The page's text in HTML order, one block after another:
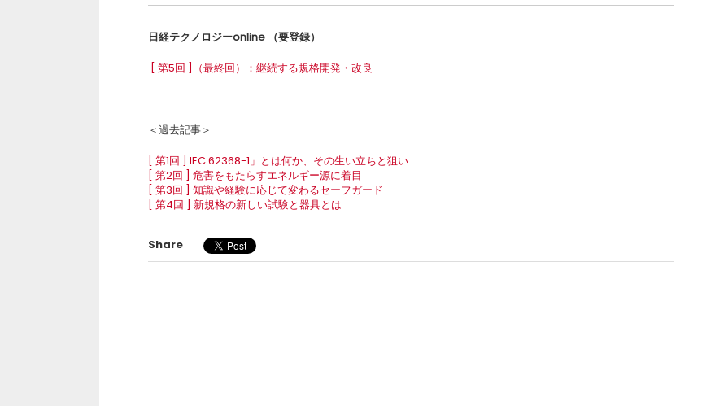
日経テクノロジーonline （要登録）
[ 第5回 ]（最終回）：継続する規格開発・改良
＜過去記事＞
[ 第1回 ] IEC 62368-1」とは何か、その生い立ちと狙い
[ 第2回 ] 危害をもたらすエネルギー源に着目
[ 第3回 ] 知識や経験に応じて変わるセーフガード
[ 第4回 ] 新規格の新しい試験と器具とは
Share